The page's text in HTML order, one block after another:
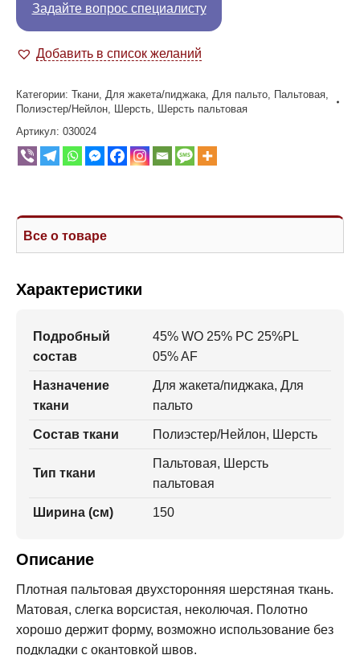
Задайте вопрос специалисту
Добавить в список желаний
Категории: Ткани Для жакета/пиджака Для пальто Пальтовая
Полиэстер/Нейлон Шерсть Шерсть пальтовая
Артикул: 030024
Все о товаре
Характеристики
Подробный
состав
45% WO 25% PC 25%PL
05% AF
Назначение
ткани
Для жакета/пиджака, Для
пальто
Состав ткани Полиэстер/Нейлон, Шерсть
Тип ткани
Пальтовая, Шерсть
пальтовая
Ширина (см) 150
Описание
Плотная пальтовая двухсторонняя шерстяная ткань.
Матовая, слегка ворсистая, неколючая. Полотно
хорошо держит форму, возможно использование без
подкладки с окантовкой швов.